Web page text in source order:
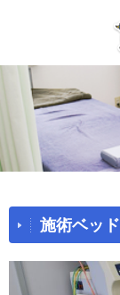
施術ベッド